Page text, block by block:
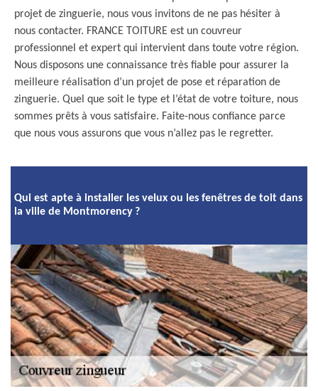
projet de zinguerie, nous vous invitons de ne pas hésiter à
nous contacter. FRANCE TOITURE est un couvreur
professionnel et expert qui intervient dans toute votre région.
Nous disposons une connaissance très fiable pour assurer la
meilleure réalisation d’un projet de pose et réparation de
zinguerie. Quel que soit le type et l’état de votre toiture, nous
sommes prêts à vous satisfaire. Faite-nous confiance parce
que nous vous assurons que vous n’allez pas le regretter.
Qui est apte à installer les velux ou les fenêtres de toit dans
la ville de Montmorency ?